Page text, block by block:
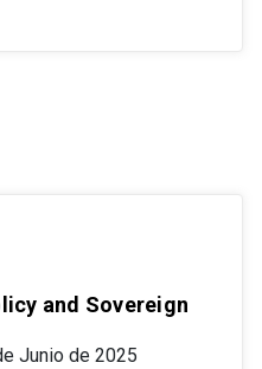
and Sovereign
Junio de 2025